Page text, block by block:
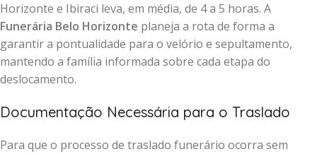
Horizonte e Ibiraci leva, em média, de 4 a 5 horas. A
Funerária Belo Horizonte planeja a rota de forma a
garantir a pontualidade para o velório e sepultamento,
mantendo a família informada sobre cada etapa do
deslocamento.
Documentação Necessária para o Traslado
Para que o processo de traslado funerário ocorra sem